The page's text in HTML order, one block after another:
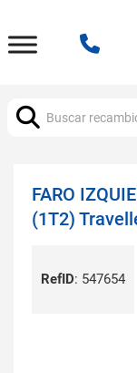
FARO
(1T2)
RefID: 547654